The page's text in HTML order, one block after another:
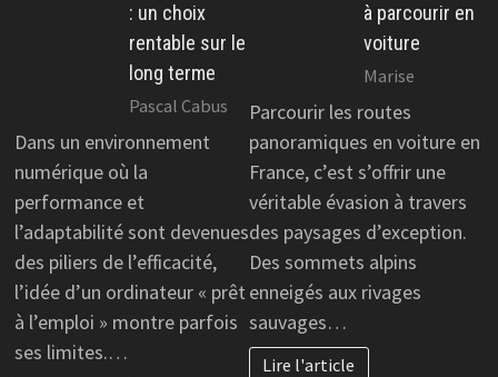
: un choix
rentable sur le
long terme
Pascal Cabus
Dans un environnement
numérique où la
performance et
l’adaptabilité sont devenues
des piliers de l’efficacité,
l’idée d’un ordinateur « prêt
à l’emploi » montre parfois
ses limites.…
à parcourir en
voiture
Marise
Parcourir les routes
panoramiques en voiture en
France, c’est s’offrir une
véritable évasion à travers
des paysages d’exception.
Des sommets alpins
enneigés aux rivages
sauvages…
Lire l'article